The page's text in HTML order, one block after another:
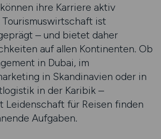
ihre Karriere aktiv
ist
– und bietet daher
auf allen Kontinenten. Ob
in Dubai, im
in Skandinavien oder in
in der Karibik –
Leidenschaft für Reisen finden
Aufgaben.